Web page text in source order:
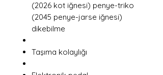
(2026 kot iğnesi) penye-triko
(2045 penye-jarse iğnesi)
dikebilme
Taşıma kolaylığı